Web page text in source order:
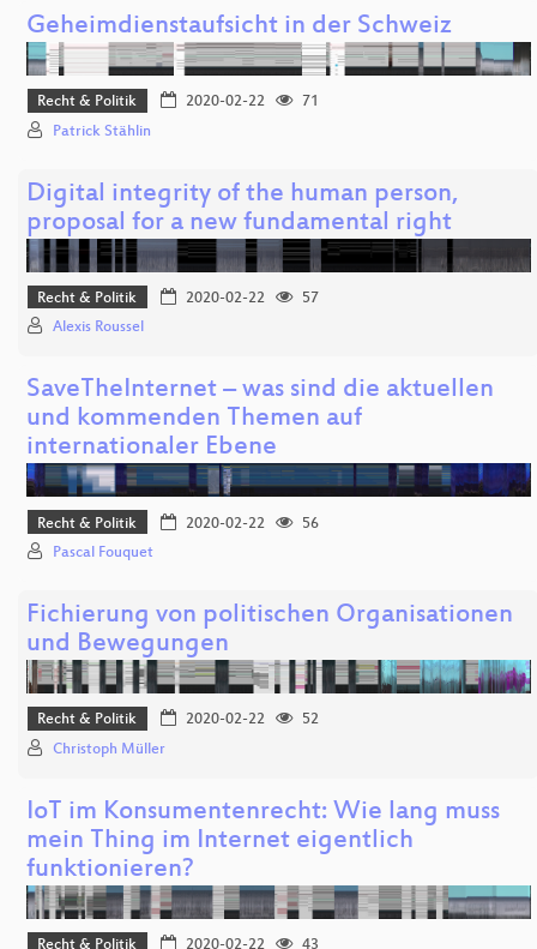
Geheimdienstaufsicht in der Schweiz
Recht & Politik 2020-02-22
71
Patrick Stählin
Digital integrity of the human person,
proposal for a new fundamental right
Recht & Politik 2020-02-22
57
Alexis Roussel
SaveTheInternet – was sind die aktuellen
und kommenden Themen auf
internationaler Ebene
Recht & Politik 2020-02-22
56
Pascal Fouquet
Fichierung von politischen Organisationen
und Bewegungen
Recht & Politik 2020-02-22
52
Christoph Müller
IoT im Konsumentenrecht: Wie lang muss
mein Thing im Internet eigentlich
funktionieren?
Recht & Politik 2020-02-22 43